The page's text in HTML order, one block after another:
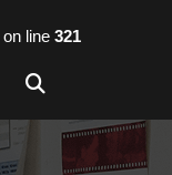
on line 321